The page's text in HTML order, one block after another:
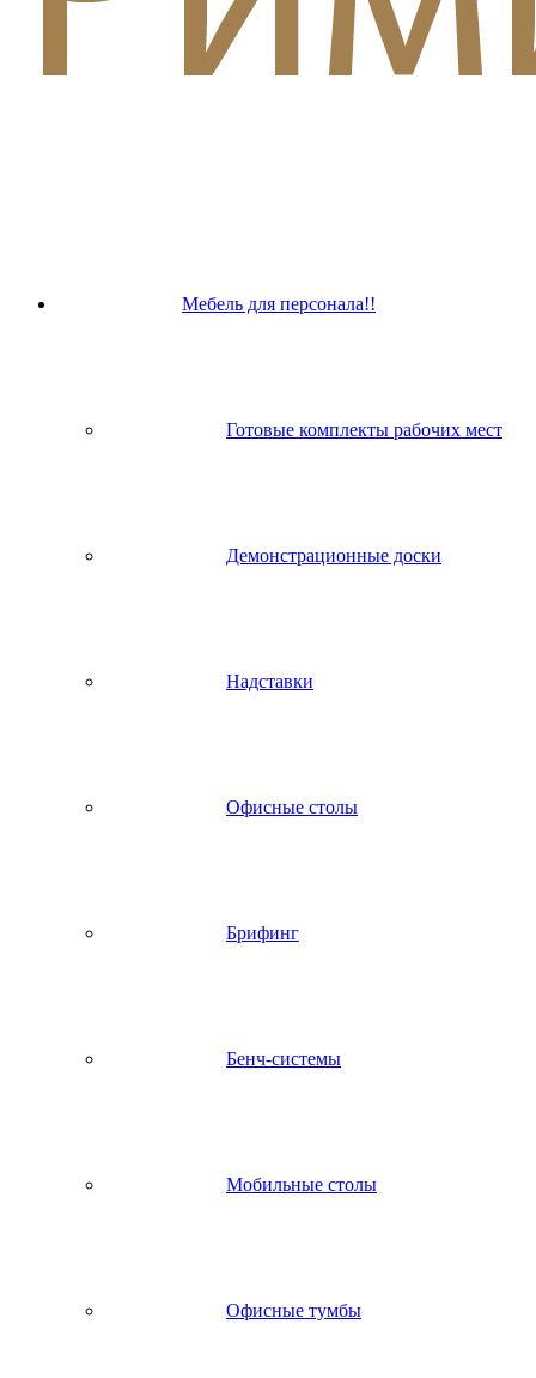
Мебель для персонала!!
Готовые комплекты рабочих мест
Демонстрационные доски
Надставки
Офисные столы
Брифинг
Бенч-системы
Мобильные столы
Офисные тумбы